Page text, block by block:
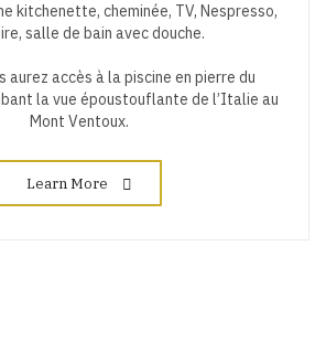
kitchenette, cheminée, TV, Nespresso,
salle de bain avec douche.
aurez accès à la piscine en pierre du
la vue époustouflante de l’Italie au
Mont Ventoux.
Learn More